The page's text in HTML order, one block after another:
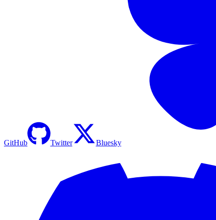
GitHub Twitter Bluesky